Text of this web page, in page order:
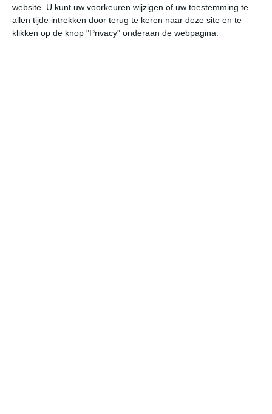
website. U kunt uw voorkeuren wijzigen of uw toestemming te
allen tijde intrekken door terug te keren naar deze site en te
klikken op de knop "Privacy" onderaan de webpagina.
01:00 04:00 07:00 10:00 13:00